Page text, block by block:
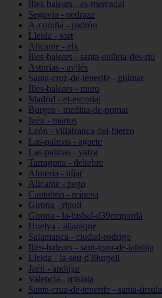
Illes-balears - es-mercadal
Segovia - pedraza
A-coruña - padrón
Lleida - sort
Alicante - elx
Illes-balears - santa-eulària-des-riu
Asturias - avilés
Santa-cruz-de-tenerife - güímar
Illes-balears - muro
Madrid - el-escorial
Burgos - medina-de-pomar
Jaén - martos
León - villafranca-del-bierzo
Las-palmas - agaete
Las-palmas - yaiza
Tarragona - deltebre
Almería - níjar
Alicante - pego
Cantabria - reinosa
Girona - ripoll
Girona - la-bisbal-d39empordà
Huelva - aljaraque
Salamanca - ciudad-rodrigo
Illes-balears - sant-joan-de-labritja
Lleida - la-seu-d39urgell
Jaén - andújar
Valencia - mislata
Santa-cruz-de-tenerife - santa-úrsula